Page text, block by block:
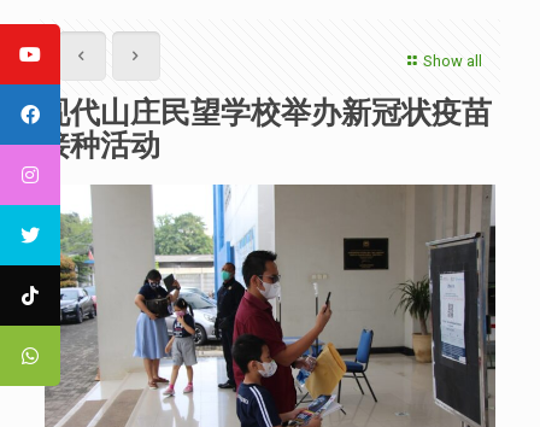
Show all
现代山庄民望学校举办新冠状疫苗
接种活动